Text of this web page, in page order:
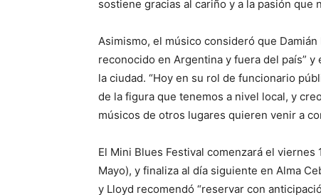
sostiene gracias al cariño y a la pasión que
Asimismo, el músico consideró que
reconocido en Argentina y fuera del país”
la ciudad. “Hoy en su rol de funcionario
de la figura que tenemos a nivel local, y
músicos de otros lugares quieren venir a
El Mini Blues Festival comenzará el viernes
Mayo), y finaliza al día siguiente en Alma
y Lloyd recomendó “reservar con